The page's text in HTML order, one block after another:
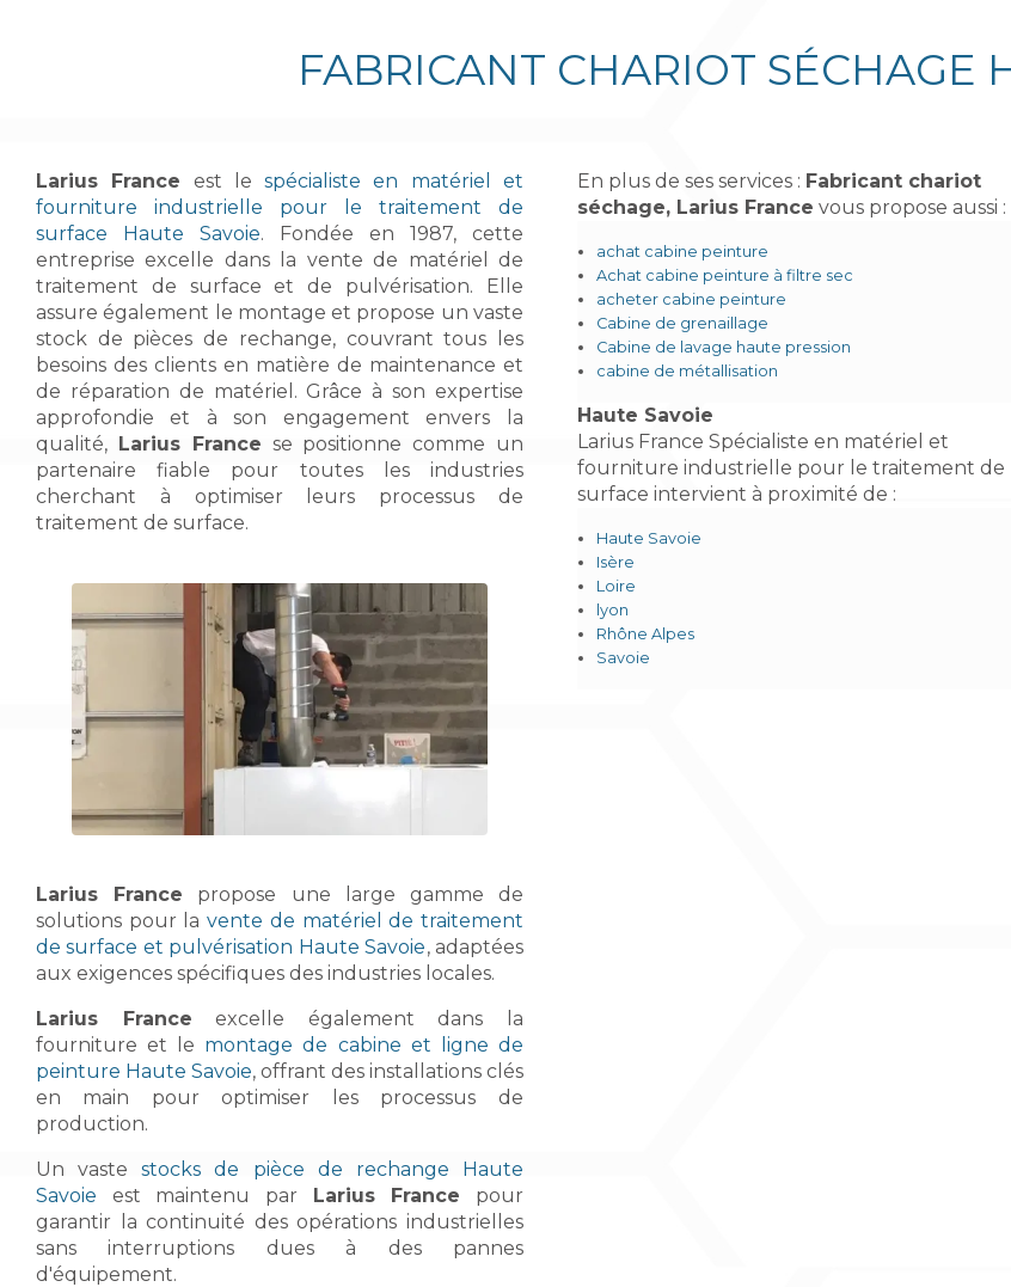
FABRICANT CHARIOT SÉCHAGE
Larius France est lespécialiste en matériel et
fourniture industrielle pour le traitement de
surface Haute Savoie. Fondée en 1987, cette
entreprise excelle dans la vente de matériel de
traitement de surface et de pulvérisation. Elle
assure également le montage et propose un vaste
stock de pièces de rechange, couvrant tous les
besoins des clients en matière de maintenance et
de réparation de matériel. Grâce à son expertise
approfondie et à son engagement envers la
qualité,
Larius France se positionne comme un
partenaire fiable pour toutes les industries
cherchant à optimiser leurs processus de
traitement de surface.
Larius France propose une large gamme de
solutions pour lavente de matériel de traitement
de surface et pulvérisation Haute Savoie, adaptées
aux exigences spécifiques des industries locales.
Larius France excelle également dans la
fourniture et le montage de cabine et ligne de
peinture Haute Savoie, offrant des installations clés
en main pour optimiser les processus de
production.
Un vastestocks de pièce de rechange Haute
Savoie est maintenu par Larius France pour
garantir la continuité des opérations industrielles
sans interruptions dues à des pannes
d'équipement.
En plus de ses services : Fabricant chariot
séchage, Larius France vous propose aussi :
achat cabine peinture
Achat cabine peinture à filtre sec
acheter cabine peinture
Cabine de grenaillage
Cabine de lavage haute pression
cabine de métallisation
Haute Savoie
Larius France Spécialiste en matériel et
fourniture industrielle pour le traitement de
surface intervient à proximité de :
Haute Savoie
Isère
Loire
lyon
Rhône Alpes
Savoie